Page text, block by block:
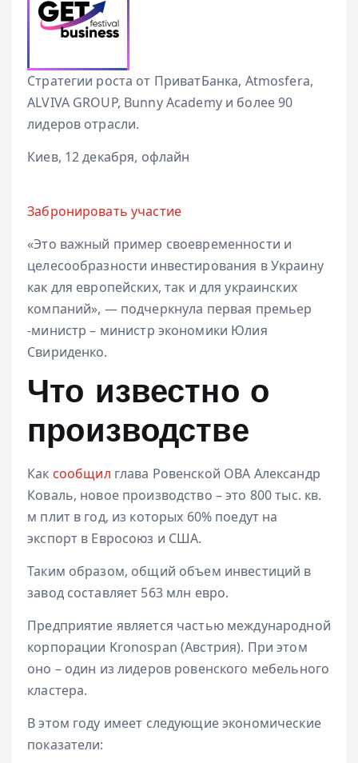
Стратегии роста от ПриватБанка, Atmosfera,
ALVIVA GROUP, Bunny Academy и более 90
лидеров отрасли.
Киев, 12 декабря, офлайн
Забронировать участие
«Это важный пример своевременности и
целесообразности инвестирования в Украину
как для европейских, так и для украинских
компаний», — подчеркнула первая премьер
-министр – министр экономики Юлия
Свириденко.
Что известно о
производстве
Как сообщил глава Ровенской ОВА Александр
Коваль, новое производство – это 800 тыс. кв.
м плит в год, из которых 60% поедут на
экспорт в Евросоюз и США.
Таким образом, общий объем инвестиций в
завод составляет 563 млн евро.
Предприятие является частью международной
корпорации Kronospan (Австрия). При этом
оно – один из лидеров ровенского мебельного
кластера.
В этом году имеет следующие экономические
показатели: